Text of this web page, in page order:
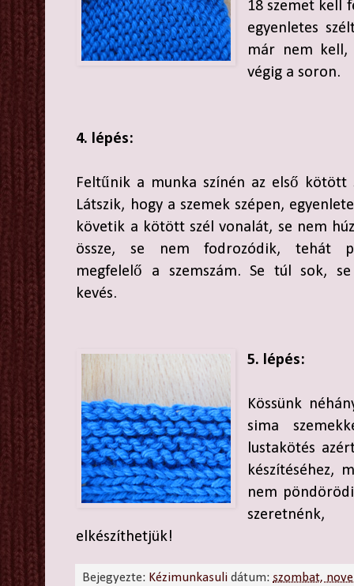
18 szemet kell
egyenletes
már nem kell,
végig a soron.
4. lépés:
Feltűnik a munka színén az első kötött
Látszik, hogy a szemek szépen,
követik a kötött szél vonalát, se nem
össze, se nem fodrozódik, tehát
megfelelő a szemszám. Se túl sok,
kevés.
5. lépés:
Kössünk
sima
lustakötés
készítéséhez,
nem
elkészíthetjük!
Bejegyezte: Kézimunkasuli dátum:szombat,